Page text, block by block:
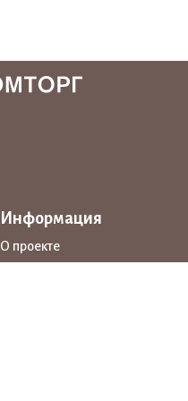
Информация
О проекте